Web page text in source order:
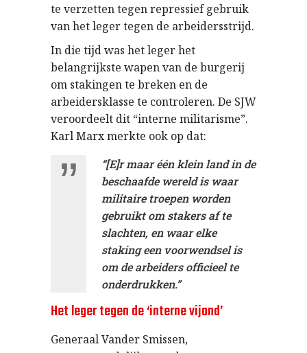
te verzetten tegen repressief gebruik
van het leger tegen de arbeidersstrijd.
In die tijd was het leger het
belangrijkste wapen van de burgerij
om stakingen te breken en de
arbeidersklasse te controleren. De SJW
veroordeelt dit “interne militarisme”.
Karl Marx merkte ook op dat:
“[E]r maar één klein land in de
beschaafde wereld is waar
militaire troepen worden
gebruikt om stakers af te
slachten, en waar elke
staking een voorwendsel is
om de arbeiders officieel te
onderdrukken.”
Het leger tegen de ‘interne vijand’
Generaal Vander Smissen,